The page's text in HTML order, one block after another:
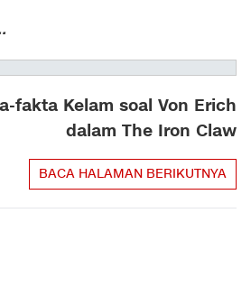
fakta Kelam soal Von Erich
dalam The Iron Claw
BACA HALAMAN BERIKUTNYA